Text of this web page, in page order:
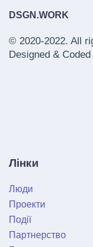
DSGN.WORK
© 2020-2022. All
Designed &
Лінки
Люди
Проекти
Події
Партнерство